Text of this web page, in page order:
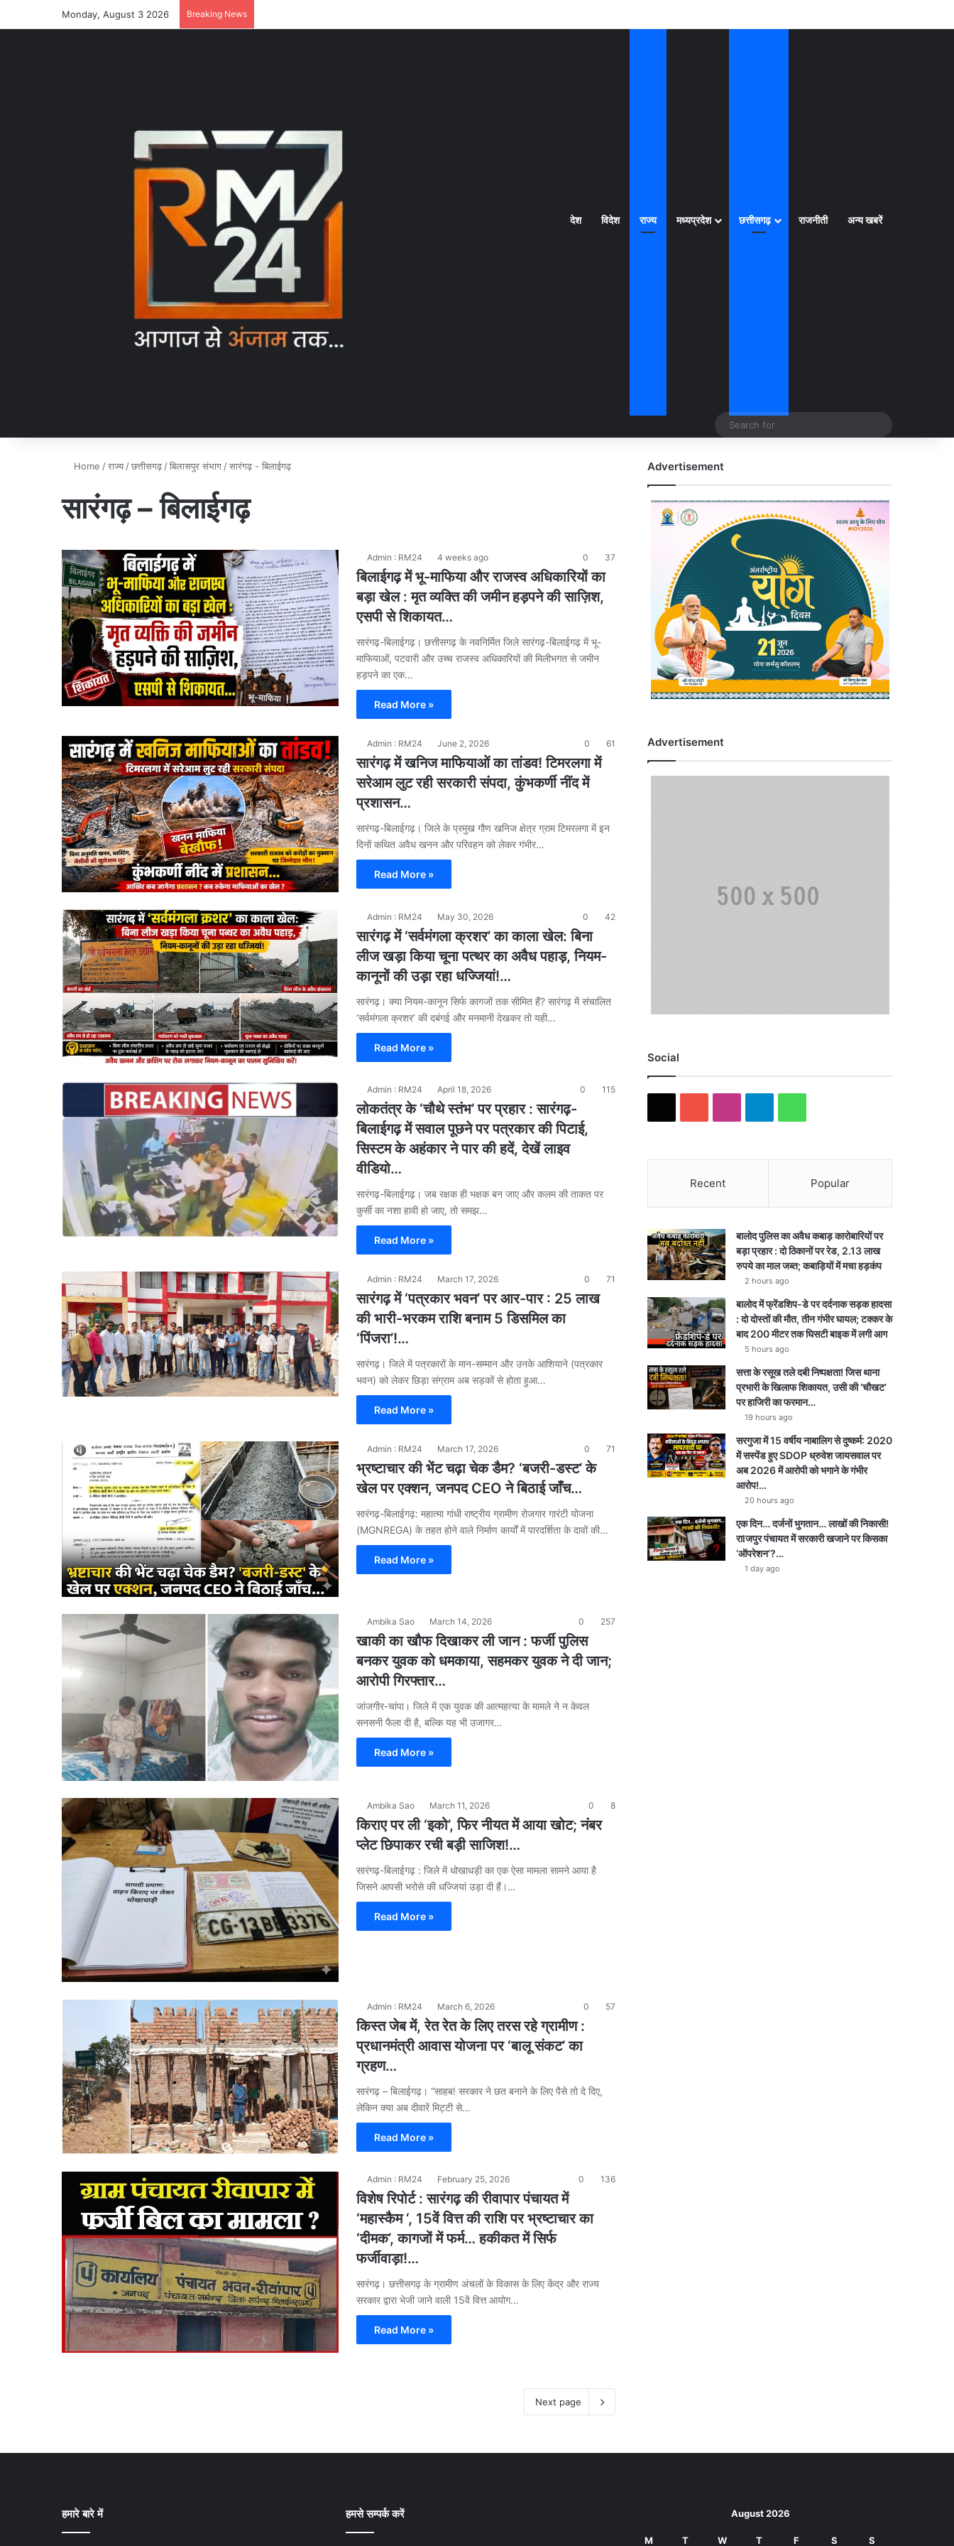
Monday, August 3 2026 Breaking News
Homeदेश विदेश राज्य मध्यप्रदेश छत्तीसगढ़ राजनीती अन्य खबरें
Home /राज्य /छत्तीसगढ़ /बिलासपुर संभाग /सारंगढ़ - बिलाईगढ़
सारंगढ़ – बिलाईगढ़
Admin : RM24 4 weeks ago 0 37
बिलाईगढ़ में भू-माफिया और राजस्व अधिकारियों का
बड़ा खेल : मृत व्यक्ति की जमीन हड़पने की साज़िश,
एसपी से शिकायत…
सारंगढ़-बिलाईगढ़। छत्तीसगढ़ के नवनिर्मित जिले सारंगढ़-बिलाईगढ़ में भू-
माफियाओं, पटवारी और उच्च राजस्व अधिकारियों की मिलीभगत से जमीन
हड़पने का एक…
Read More »
Admin : RM24 June 2, 2026 0 61
सारंगढ़ में खनिज माफियाओं का तांडव! टिमरलगा में
सरेआम लुट रही सरकारी संपदा, कुंभकर्णी नींद में
प्रशासन…
सारंगढ़-बिलाईगढ़। जिले के प्रमुख गौण खनिज क्षेत्र ग्राम टिमरलगा में इन
दिनों कथित अवैध खनन और परिवहन को लेकर गंभीर…
Read More »
Admin : RM24 May 30, 2026 0 42
सारंगढ़ में ‘सर्वमंगला क्रशर’ का काला खेल: बिना
लीज खड़ा किया चूना पत्थर का अवैध पहाड़, नियम-
कानूनों की उड़ा रहा धज्जियां!…
​सारंगढ़। क्या नियम-कानून सिर्फ कागजों तक सीमित हैं? सारंगढ़ में संचालित
‘सर्वमंगला क्रशर’ की दबंगई और मनमानी देखकर तो यही…
Read More »
Admin : RM24 April 18, 2026 0 115
लोकतंत्र के ‘चौथे स्तंभ’ पर प्रहार : सारंगढ़-
बिलाईगढ़ में सवाल पूछने पर पत्रकार की पिटाई,
सिस्टम के अहंकार ने पार की हदें, देखें लाइव
वीडियो…
सारंगढ़-बिलाईगढ़। जब रक्षक ही भक्षक बन जाए और कलम की ताकत पर
कुर्सी का नशा हावी हो जाए, तो समझ…
Read More »
Admin : RM24 March 17, 2026 0 71
सारंगढ़ में ‘पत्रकार भवन’ पर आर-पार : 25 लाख
की भारी-भरकम राशि बनाम 5 डिसमिल का
‘पिंजरा’!…
​सारंगढ़। जिले में पत्रकारों के मान-सम्मान और उनके आशियाने (पत्रकार
भवन) को लेकर छिड़ा संग्राम अब सड़कों से होता हुआ…
Read More »
Admin : RM24 March 17, 2026 0 71
भ्रष्टाचार की भेंट चढ़ा चेक डैम? ‘बजरी-डस्ट’ के
खेल पर एक्शन, जनपद CEO ने बिठाई जाँच…
​सारंगढ़-बिलाईगढ़: महात्मा गांधी राष्ट्रीय ग्रामीण रोजगार गारंटी योजना
(MGNREGA) के तहत होने वाले निर्माण कार्यों में पारदर्शिता के दावों की…
Read More »
Ambika Sao March 14, 2026 0 257
खाकी का खौफ दिखाकर ली जान : फर्जी पुलिस
बनकर युवक को धमकाया, सहमकर युवक ने दी जान;
आरोपी गिरफ्तार…
​जांजगीर-चांपा। जिले में एक युवक की आत्महत्या के मामले ने न केवल
सनसनी फैला दी है, बल्कि यह भी उजागर…
Read More »
Ambika Sao March 11, 2026 0 8
किराए पर ली ‘इको’, फिर नीयत में आया खोट; नंबर
प्लेट छिपाकर रची बड़ी साजिश!…
सारंगढ़-बिलाईगढ़ : जिले में धोखाधड़ी का एक ऐसा मामला सामने आया है
जिसने आपसी भरोसे की धज्जियां उड़ा दी हैं।…
Read More »
Admin : RM24 March 6, 2026 0 57
किस्त जेब में, रेत रेत के लिए तरस रहे ग्रामीण :
प्रधानमंत्री आवास योजना पर ‘बालू संकट’ का
ग्रहण…
सारंगढ़ – बिलाईगढ़। “साहब! सरकार ने छत बनाने के लिए पैसे तो दे दिए,
लेकिन क्या अब दीवारें मिट्टी से…
Read More »
Admin : RM24 February 25, 2026 0 136
विशेष रिपोर्ट : सारंगढ़ की रीवापार पंचायत में
‘महास्कैम ‘, 15वें वित्त की राशि पर भ्रष्टाचार का
‘दीमक’, कागजों में फर्म… हकीकत में सिर्फ
फर्जीवाड़ा!…
​सारंगढ़। छत्तीसगढ़ के ग्रामीण अंचलों के विकास के लिए केंद्र और राज्य
सरकार द्वारा भेजी जाने वाली 15वें वित्त आयोग…
Read More »
Next page
Advertisement
Advertisement
Social
u
T
b
e
s
g
a
m
l
r
a
m
a
A
p
Recent Popular
बालोद पुलिस का अवैध कबाड़ कारोबारियों पर
बड़ा प्रहार : दो ठिकानों पर रेड, 2.13 लाख
रुपये का माल जब्त; कबाड़ियों में मचा हड़कंप
2 hours ago
बालोद में फ्रेंडशिप-डे पर दर्दनाक सड़क हादसा
: दो दोस्तों की मौत, तीन गंभीर घायल; टक्कर के
बाद 200 मीटर तक घिसटी बाइक में लगी आग
5 hours ago
सत्ता के रसूख तले दबी निष्पक्षता! जिस थाना
प्रभारी के खिलाफ शिकायत, उसी की ‘चौखट’
पर हाजिरी का फरमान…
19 hours ago
सरगुजा में 15 वर्षीय नाबालिग से दुष्कर्म: 2020
में सस्पेंड हुए SDOP ध्रुवेश जायसवाल पर
अब 2026 में आरोपी को भगाने के गंभीर
आरोप!…
20 hours ago
एक दिन… दर्जनों भुगतान… लाखों की निकासी!
राlजपुर पंचायत में सरकारी खजाने पर किसका
‘ऑपरेशन’?…
1 day ago
हमारे बारे में हमसे सम्पर्क करें August 2026
M T W T F S S